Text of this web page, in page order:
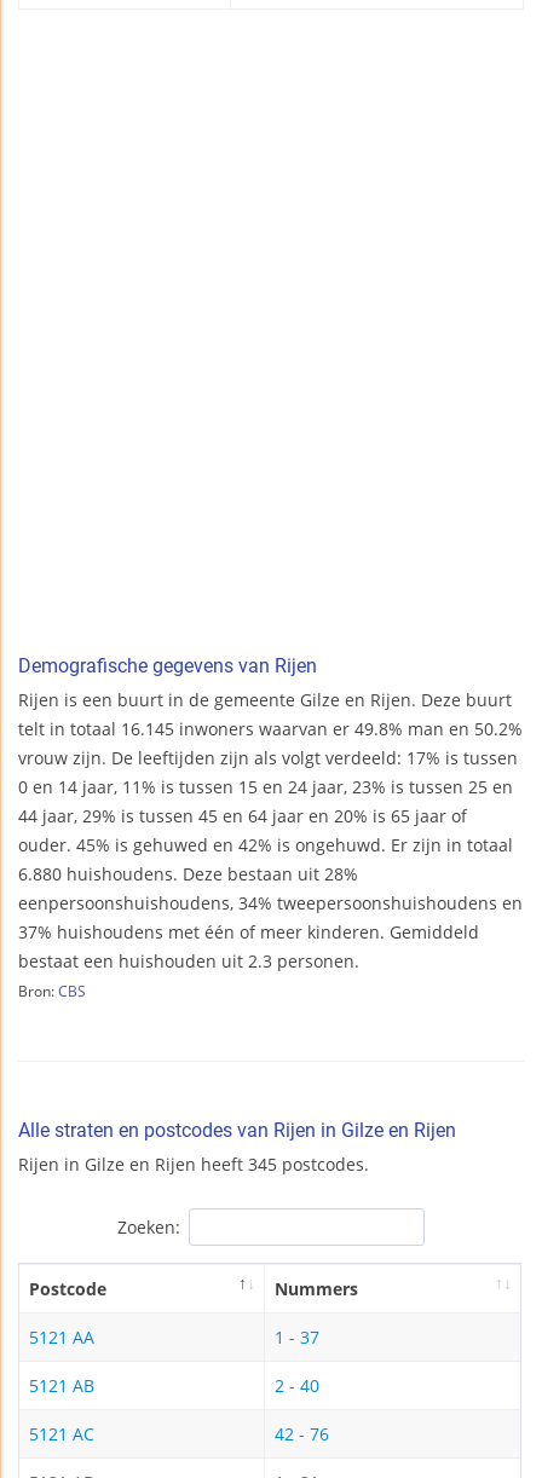
Demografische gegevens van Rijen
Rijen is een buurt in de gemeente Gilze en Rijen. Deze buurt
telt in totaal 16.145 inwoners waarvan er 49.8% man en 50.2%
vrouw zijn. De leeftijden zijn als volgt verdeeld: 17% is tussen
0 en 14 jaar, 11% is tussen 15 en 24 jaar, 23% is tussen 25 en
44 jaar, 29% is tussen 45 en 64 jaar en 20% is 65 jaar of
ouder. 45% is gehuwed en 42% is ongehuwd. Er zijn in totaal
6.880 huishoudens. Deze bestaan uit 28%
eenpersoonshuishoudens, 34% tweepersoonshuishoudens en
37% huishoudens met één of meer kinderen. Gemiddeld
bestaat een huishouden uit 2.3 personen.
Bron: CBS
Alle straten en postcodes van Rijen in Gilze en Rijen
Rijen in Gilze en Rijen heeft 345 postcodes.
Zoeken:
Postcode Nummers
5121 AA 1 - 37
5121 AB 2 - 40
5121 AC 42 - 76